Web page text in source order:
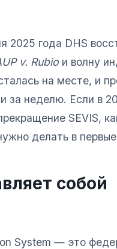
2025 года DHS
v. Rubio и волну
на месте, и
за неделю. Если в
SEVIS,
делать в
собой
System — это